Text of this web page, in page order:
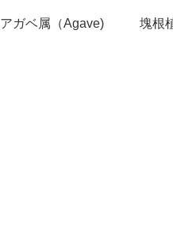
アガベ属（Agave) 塊根